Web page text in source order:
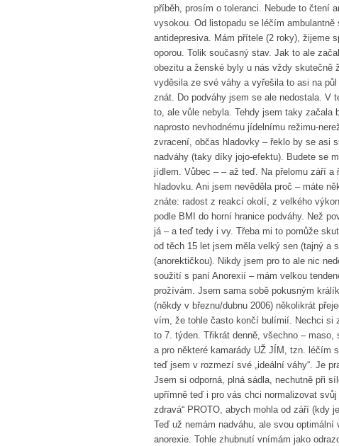
příběh, prosím o toleranci. Nebude to čtení
vysokou. Od listopadu se léčím
antidepresiva. Mám přítele (2 roky), žijeme
oporou. Tolik současný stav. Jak to ale
obezitu a ženské byly u nás vždy skutečně
vyděsila ze své váhy a vyřešila to asi na
znát. Do podváhy jsem se ale nedostala. V
to, ale vůle nebyla. Tehdy jsem taky
naprosto nevhodnému jídelnímu režimu-
zvracení, občas hladovky – řeklo by se asi
nadváhy (taky díky jojo-efektu). Budete se
jídlem. Vůbec – – až teď. Na přelomu září
hladovku. Ani jsem nevěděla proč – máte
znáte: radost z reakcí okolí, z velkého
podle BMI do horní hranice podváhy. Než
já – a teď tedy i vy. Třeba mi to pomůže
od těch 15 let jsem měla velký sen (tajný a
(anorektičkou). Nikdy jsem pro to ale nic
soužití s paní Anorexií – mám velkou
prožívám. Jsem sama sobě pokusným
(někdy v březnu/dubnu 2006) několikrát
vím, že tohle často končí bulímií. Nechci si
to 7. týden. Třikrát denně, všechno –
a pro některé kamarády UŽ JÍM, tzn. léčím
teď jsem v rozmezí své „ideální váhy“. Je
Jsem si odporná, plná sádla, nechutně při
upřímně teď i pro vás chci normalizovat
zdravá“ PROTO, abych mohla od září (kdy
Teď už nemám nadváhu, ale svou
anorexie. Tohle zhubnutí vnímám jako